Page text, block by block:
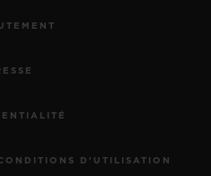
D'UTILISATION